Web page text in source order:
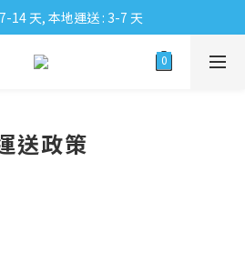
14 天, 本地運送 : 3-7 天
送政策